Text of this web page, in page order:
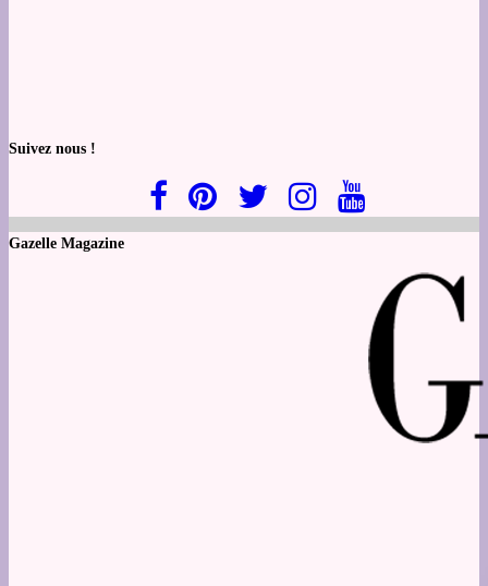
Suivez nous !
Gazelle Magazine